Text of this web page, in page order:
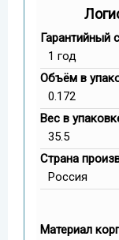
Гарантийный
1 год
Объём в
0.172
Вес в
35.5
Страна
Россия
Материал